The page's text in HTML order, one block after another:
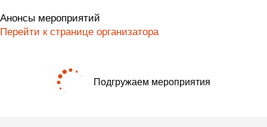
Анонсы мероприятий
Перейти к странице организатора
Подгружаем мероприятия